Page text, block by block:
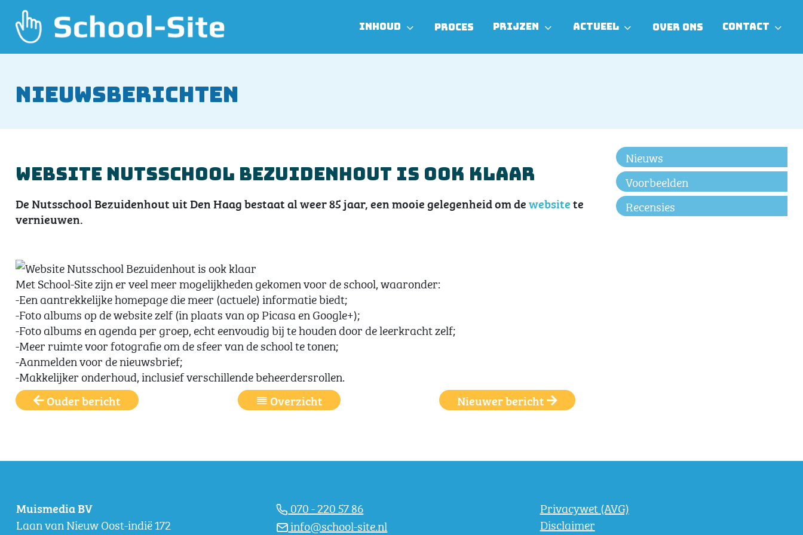
INHOUD PROCES PRIJZEN ACTUEEL OVER ONS CONTACT
Nieuwsberichten
Website Nutsschool Bezuidenhout is ook klaar
De Nutsschool Bezuidenhout uit Den Haag bestaat al weer 85 jaar, een mooie gelegenheid om dewebsitete
vernieuwen.
Met School-Site zijn er veel meer mogelijkheden gekomen voor de school, waaronder:
-Een aantrekkelijke homepage die meer (actuele) informatie biedt;
-Foto albums op de website zelf (in plaats van op Picasa en Google+);
-Foto albums en agenda per groep, echt eenvoudig bij te houden door de leerkracht zelf;
-Meer ruimte voor fotografie om de sfeer van de school te tonen;
-Aanmelden voor de nieuwsbrief;
-Makkelijker onderhoud, inclusief verschillende beheerdersrollen.
Ouder bericht Overzicht Nieuwer bericht
Nieuws
Voorbeelden
Recensies
Muismedia BV
Laan van Nieuw Oost-indië 172
070 - 220 57 86
info@school-site.nl
Privacywet (AVG)
Disclaimer